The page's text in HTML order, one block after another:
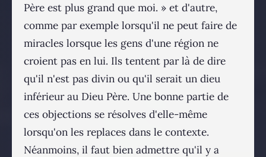
Père est plus grand que moi. » et d'autre,
comme par exemple lorsqu'il ne peut faire de
miracles lorsque les gens d'une région ne
croient pas en lui. Ils tentent par là de dire
qu'il n'est pas divin ou qu'il serait un dieu
inférieur au Dieu Père. Une bonne partie de
ces objections se résolves d'elle-même
lorsqu'on les replaces dans le contexte.
Néanmoins, il faut bien admettre qu'il y a